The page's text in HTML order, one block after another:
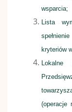
wsparcia;
Lista
kryteriów
(operacje